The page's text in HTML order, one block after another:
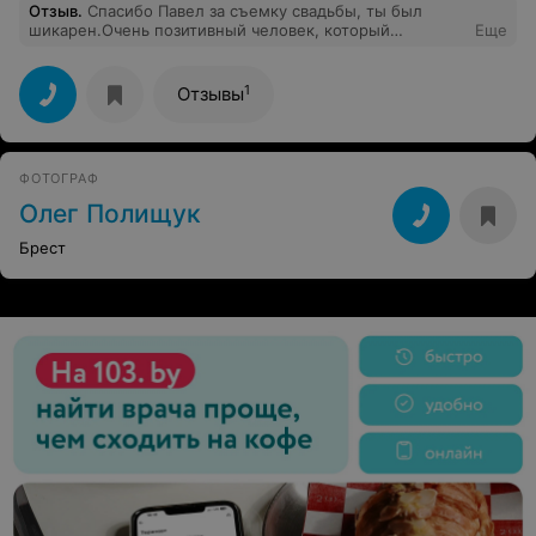
Отзыв. Спасибо Павел за съемку свадьбы, ты был
шикарен.Очень позитивный человек, который
придумывал безумное :)
Еще
Отзывы1
ФОТОГРАФ
Олег Полищук
Брест